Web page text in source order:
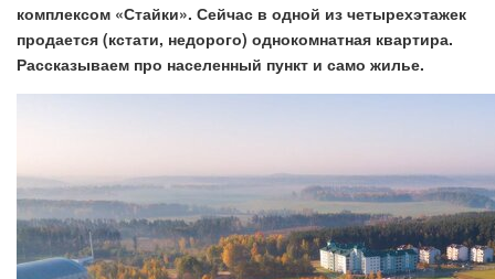
комплексом «Стайки». Сейчас в одной из четырехэтажек
продается (кстати, недорого) однокомнатная квартира.
Рассказываем про населенный пункт и само жилье.